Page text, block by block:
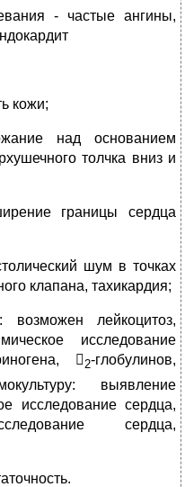
‑ частые ангины,
кожи;
над основанием
толчка вниз и
границы сердца
шум в точках
клапана, тахикардия;
лейкоцитоз,
исследование
2-глобулинов,
выявление
исследование сердца,
сердца,